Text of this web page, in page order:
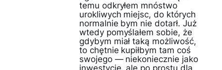
temu odkryłem mnóstwo
urokliwych miejsc, do których
normalnie bym nie dotarł. Już
wtedy pomyślałem sobie, że
gdybym miał taką możliwość,
to chętnie kupiłbym tam coś
swojego — niekoniecznie jako
inwestycję, ale po prostu dla